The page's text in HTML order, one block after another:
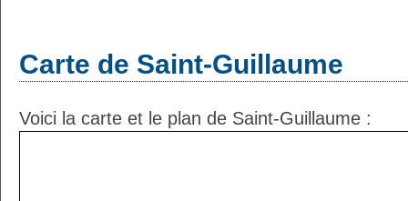
Carte de Saint-Guillaume
Voici la carte et le plan de Saint-Guillaume :